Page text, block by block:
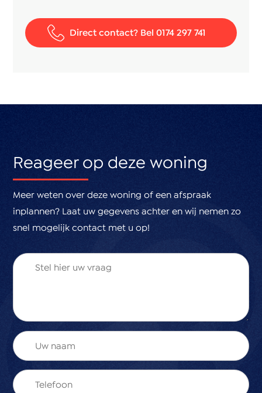
Kortom: een ruime en instapklare gezinswoning met
moderne voorzieningen op een centrale en
* 4 slaapkamers
* Oplevering in overleg KO
Direct contact? Bel 0174 297 741
Reageer op deze woning
Meer weten over deze woning of een afspraak
inplannen? Laat uw gegevens achter en wij nemen zo
snel mogelijk contact met u op!